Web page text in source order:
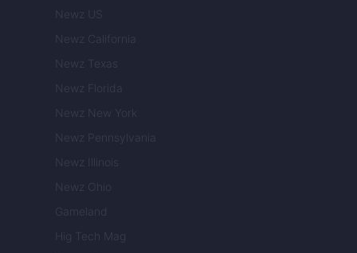
Newz US
Newz California
Newz Texas
Newz Florida
Newz New York
Newz Pennsylvania
Newz Illinois
Newz Ohio
Gameland
Hig Tech Mag